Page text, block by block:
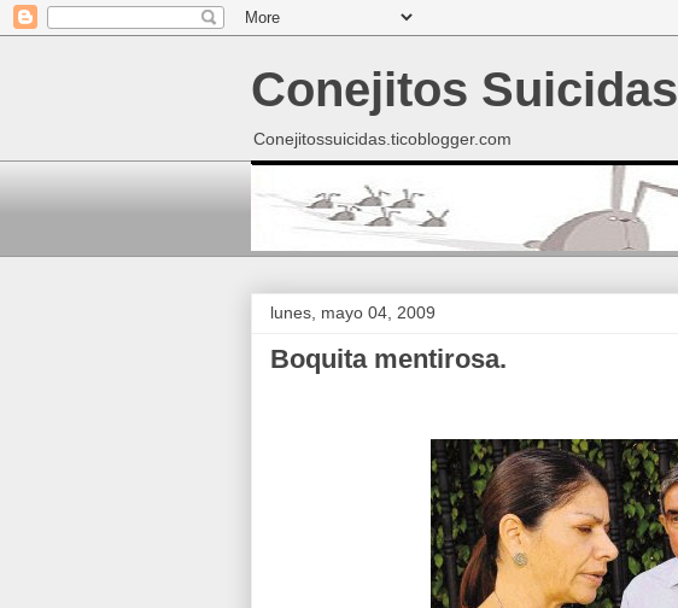
Conejitos Suicidas
Conejitossuicidas.ticoblogger.com
lunes, mayo 04, 2009
Boquita mentirosa.